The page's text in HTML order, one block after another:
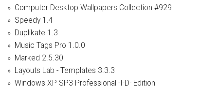
Computer Desktop Wallpapers Collection #929
Speedy 1.4
Duplikate 1.3
Music Tags Pro 1.0.0
Marked 2.5.30
Layouts Lab - Templates 3.3.3
Windows XP SP3 Professional -I-D- Edition